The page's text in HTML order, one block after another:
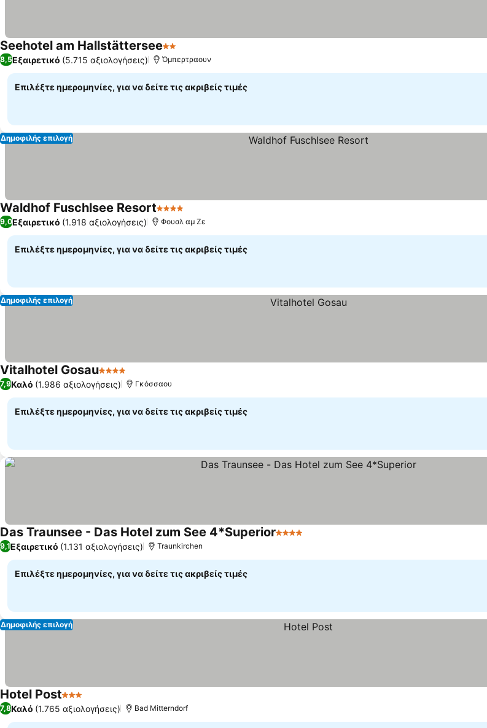
Seehotel am Hallstättersee2 Αστέρια
8,5Εξαιρετικό (5.715 αξιολογήσεις) Όμπερτραουν
Επιλέξτε ημερομηνίες, για να δείτε τις ακριβείς τιμές
Δημοφιλής επιλογή
Waldhof Fuschlsee Resort4 Αστέρια
9,0Εξαιρετικό (1.918 αξιολογήσεις) Φουσλ αμ Ζε
Επιλέξτε ημερομηνίες, για να δείτε τις ακριβείς τιμές
Δημοφιλής επιλογή
Vitalhotel Gosau4 Αστέρια
7,9Καλό (1.986 αξιολογήσεις) Γκόσσαου
Επιλέξτε ημερομηνίες, για να δείτε τις ακριβείς τιμές
Das Traunsee - Das Hotel zum See 4*Superior4 Αστέρια
9,1Εξαιρετικό (1.131 αξιολογήσεις) Traunkirchen
Επιλέξτε ημερομηνίες, για να δείτε τις ακριβείς τιμές
Δημοφιλής επιλογή
Hotel Post3 Αστέρια
7,8Καλό (1.765 αξιολογήσεις) Bad Mitterndorf